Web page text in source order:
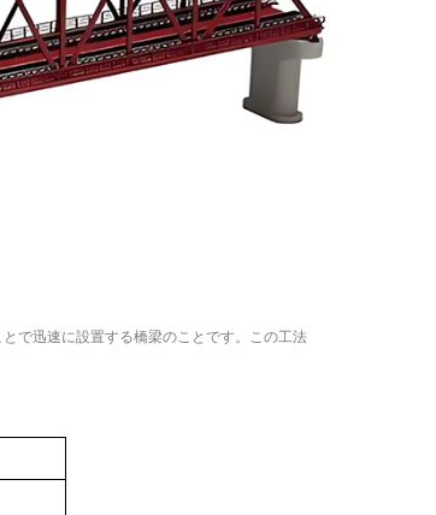
で迅速に設置する橋梁のことです。この工法